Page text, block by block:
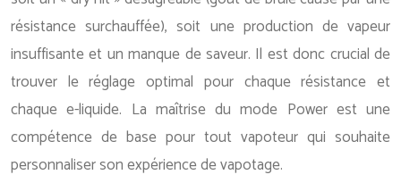
résistance surchauffée), soit une production de vapeur
insuffisante et un manque de saveur. Il est donc crucial de
trouver le réglage optimal pour chaque résistance et
chaque e-liquide. La maîtrise du mode Power est une
compétence de base pour tout vapoteur qui souhaite
personnaliser son expérience de vapotage.